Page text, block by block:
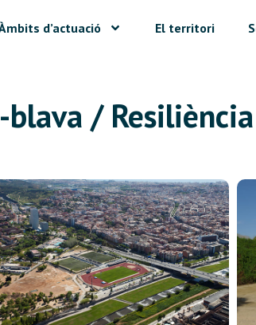
d’actuació El territori
/